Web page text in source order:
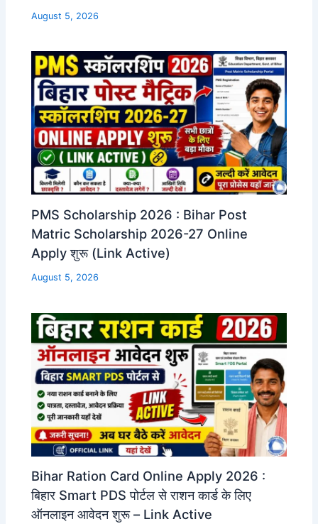
August 5, 2026
PMS Scholarship 2026 : Bihar Post
Matric Scholarship 2026-27 Online
Apply शुरू (Link Active)
August 5, 2026
Bihar Ration Card Online Apply 2026 :
बिहार Smart PDS पोर्टल से राशन कार्ड के लिए
ऑनलाइन आवेदन शुरू – Link Active